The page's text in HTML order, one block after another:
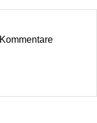
Kommentare